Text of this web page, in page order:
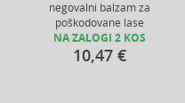
negovalni balzam za
poškodovane lase
NA ZALOGI 2 KOS
10,47 €